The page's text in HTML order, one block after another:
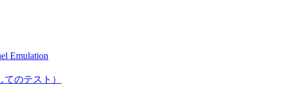
Emulation
てのテスト）